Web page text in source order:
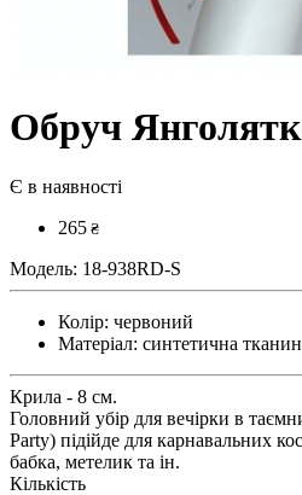
Обруч
Є в наявності
265 ₴
Модель: 18-938RD-S
Колір: червоний
Матеріал: синтетична
Крила - 8 см.
Головний убір для вечірки в
Party) підійде для карнавальних
бабка, метелик та ін.
Кількість